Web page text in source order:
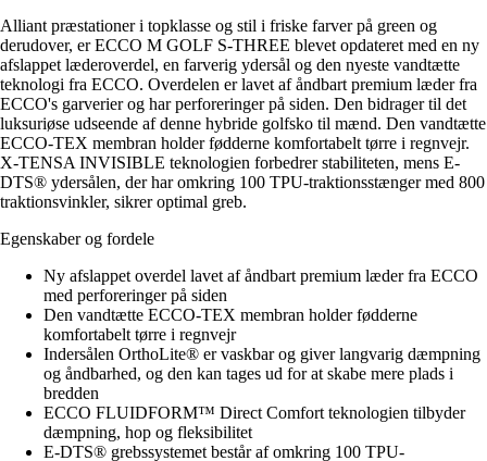
Alliant præstationer i topklasse og stil i friske farver på green og
derudover, er ECCO M GOLF S-THREE blevet opdateret med en ny
afslappet læderoverdel, en farverig ydersål og den nyeste vandtætte
teknologi fra ECCO. Overdelen er lavet af åndbart premium læder fra
ECCO's garverier og har perforeringer på siden. Den bidrager til det
luksuriøse udseende af denne hybride golfsko til mænd. Den vandtætte
ECCO-TEX membran holder fødderne komfortabelt tørre i regnvejr.
X-TENSA INVISIBLE teknologien forbedrer stabiliteten, mens E-
DTS® ydersålen, der har omkring 100 TPU-traktionsstænger med 800
traktionsvinkler, sikrer optimal greb.
Egenskaber og fordele
Ny afslappet overdel lavet af åndbart premium læder fra ECCO
med perforeringer på siden
Den vandtætte ECCO-TEX membran holder fødderne
komfortabelt tørre i regnvejr
Indersålen OrthoLite® er vaskbar og giver langvarig dæmpning
og åndbarhed, og den kan tages ud for at skabe mere plads i
bredden
ECCO FLUIDFORM™ Direct Comfort teknologien tilbyder
dæmpning, hop og fleksibilitet
E-DTS® grebssystemet består af omkring 100 TPU-